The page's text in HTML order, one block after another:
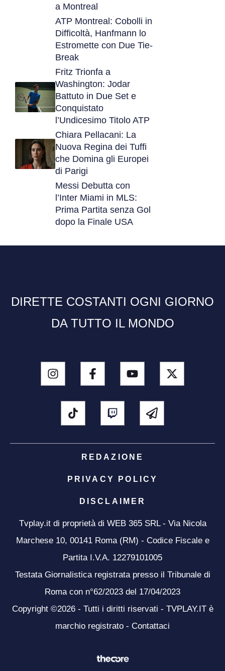
a Montreal
ATP Montreal: Cobolli in
Difficoltà, Hanfmann lo
Estromette con Due Tie-
Break
Fritz Trionfa a
Washington: Jodar
Battuto in Due Set e
Conquistato
l’Undicesimo Titolo ATP
Chiara Pellacani: La
Nuova Regina dei Tuffi
che Domina gli Europei
di Parigi
Messi Debutta con
l’Inter Miami in MLS:
Prima Partita senza Gol
dopo la Finale USA
DIRETTE COSTANTI OGNI GIORNO
DA TUTTO IL MONDO
REDAZIONE
PRIVACY POLICY
DISCLAIMER
Tvplay.it di proprietà di WEB 365 SRL - Via Nicola
Marchese 10, 00141 Roma (RM) - Codice Fiscale e
Partita I.V.A. 12279101005
Testata Giornalistica registrata presso il Tribunale di
Roma con n°62/2023 del 17/04/2023
Copyright ©2026 - Tutti i diritti riservati - TVPLAY.IT è
marchio registrato - Contattaci